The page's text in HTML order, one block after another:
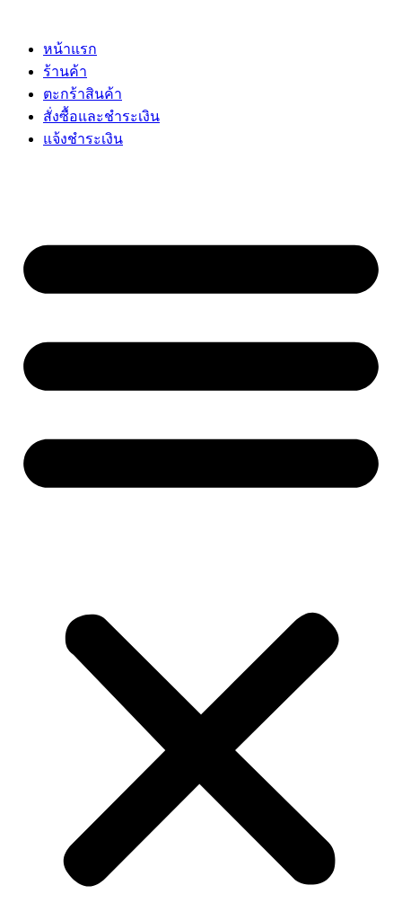
contentหน้าแรก
ร้านค้า
ตะกร้าสินค้า
สั่งซื้อและชำระเงิน
แจ้งชำระเงิน